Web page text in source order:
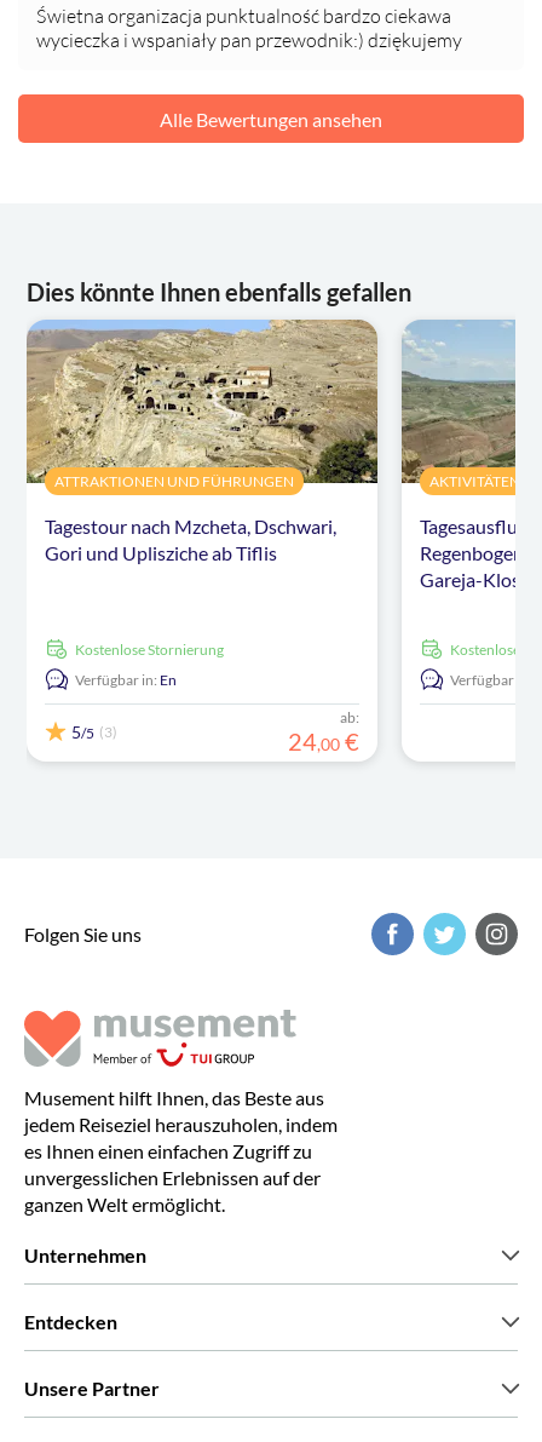
Świetna organizacja punktualność bardzo ciekawa
wycieczka i wspaniały pan przewodnik:) dziękujemy
Alle Bewertungen ansehen
Dies könnte Ihnen ebenfalls gefallen
ATTRAKTIONEN UND FÜHRUNGEN
Tagestour nach Mzcheta, Dschwari,
Gori und Uplisziche ab Tiflis
kostenlose Stornierung
Verfügbar in: En
5/5 (3)
ab:
24,00 €
AKTIVITÄTEN
Tagesausflug
Gareja-
kostenlose
Verfügbar in:
Folgen Sie uns
Musement hilft Ihnen, das Beste aus
jedem Reiseziel herauszuholen, indem
es Ihnen einen einfachen Zugriff zu
unvergesslichen Erlebnissen auf der
ganzen Welt ermöglicht.
Unternehmen
Entdecken
Unsere Partner